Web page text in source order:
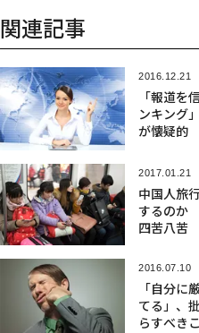
関連記事
2016.12.21
「報道を
ンキング
が懐疑的
2017.01.21
中国人旅
するのか
四苦八苦
2016.07.10
「自分に
てる」、
らすべき